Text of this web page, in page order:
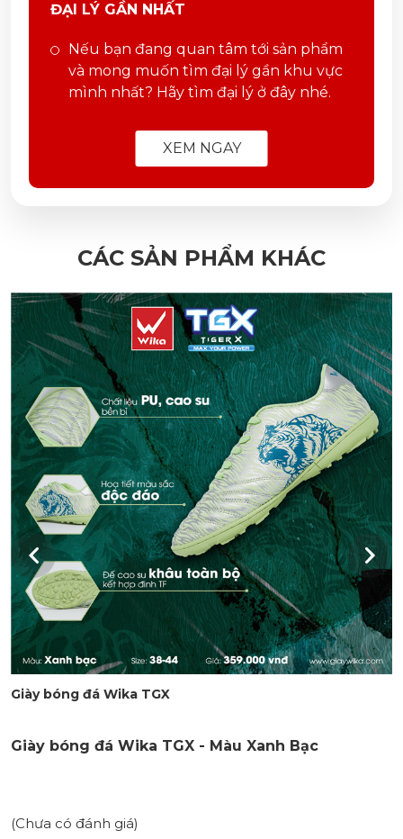
ĐẠI LÝ GẦN NHẤT
Nếu bạn đang quan tâm tới sản phẩm
và mong muốn tìm đại lý gần khu vực
mình nhất? Hãy tìm đại lý ở đây nhé.
XEM NGAY
CÁC SẢN PHẨM KHÁC
Giày bóng đá Wika TGX
Giày bóng đá Wika TGX - Màu Xanh Bạc
(Chưa có đánh giá)